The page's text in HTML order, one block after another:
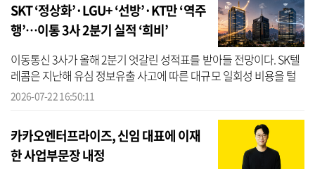
SKT ‘정상화’·LGU+ ‘선방’·KT만 ‘역주
행’…이통 3사 2분기 실적 ‘희비’
이동통신 3사가 올해 2분기 엇갈린 성적표를 받아들 전망이다. SK텔
레콤은 지난해 유심 정보유출 사고에 따른 대규모 일회성 비용을 털
어내며 영업이익이 큰 폭으로 개선될 것으로 예상된다. LG유플러스
2026-07-22 16:50:11
카카오엔터프라이즈, 신임 대표에 이재
한 사업부문장 내정